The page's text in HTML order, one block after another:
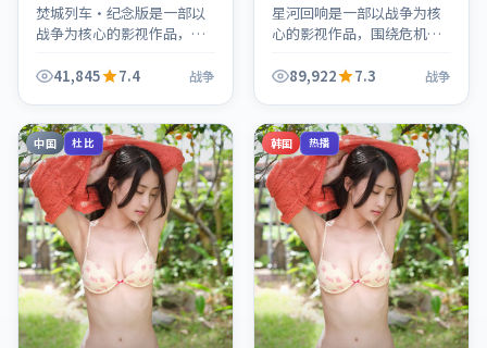
焚城列车·纪念版是一部以
战争为核心的影视作品，围
开，整体节奏紧凑，值得推
41,845 7.4 战争
星河回响是一部以战争为核
心的影视作品，围绕危机、
节奏紧凑，值得推荐观看。
89,922 7.3 战争
中国 杜比 韩国 热播